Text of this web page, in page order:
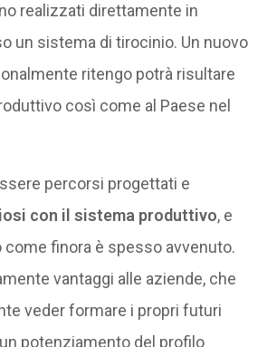
realizzati direttamente in
un sistema di tirocinio. Un nuovo
ritengo potrà risultare
così come al Paese nel
percorsi progettati e
con il sistema produttivo, e
come finora è spesso avvenuto.
vantaggi alle aziende, che
veder formare i propri futuri
potenziamento del profilo